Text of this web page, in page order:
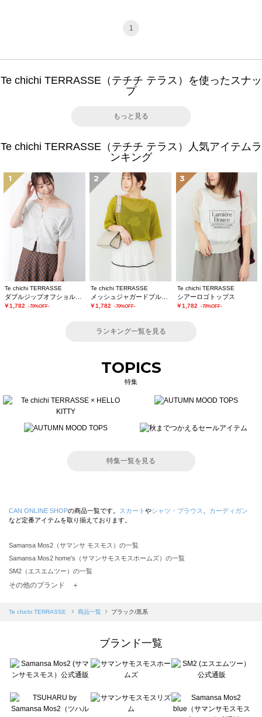
1
Te chichi TERRASSE（テチチ テラス）を使ったスナッ
プ
もっと見る
Te chichi TERRASSE（テチチ テラス）人気アイテムラ
ンキング
1
Te chichi TERRASSE
￥1,782 -70%OFF-
2
Te chichi TERRASSE
￥1,782 -70%OFF-
3
Te chichi TERRASSE
シアーロゴトップス
￥1,782 -70%OFF-
ランキング一覧を見る
TOPICS
特集
特集一覧を見る
CAN ONLINE SHOPの商品一覧です。 スカート やシャツ・ブラウス
カーディガン
など定番アイテムを取り揃えております。
Samansa Mos2（サマンサ モスモス）の一覧
Samansa Mos2 home's（サマンサモスモスホームズ）の一覧
SM2（エスエムツー）の一覧
TSUHARU by Samansa Mos2（ツハルバイサマンサモスモス）の一覧
Samansa Mos2 blue（サマンサモスモス ブルー）の一覧
Te chichi（テチチ）の一覧
Te chichi CLASSIC（テチチ クラシック）の一覧
Lugnoncure（ルノンキュール）の一覧
BETTY'S BLUE（べティーズブルー）の一覧
その他のブランド ＋
Te chichi TERRASSE 商品一覧 ブラック/黒系
ブランド一覧